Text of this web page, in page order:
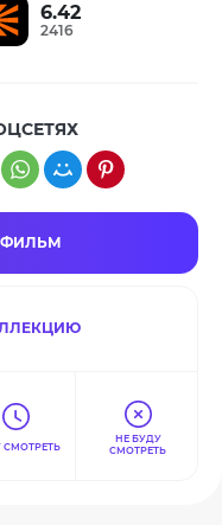
6.42
2416
ФИЛЬМ
СМОТРЕТЬ
НЕ БУДУ
СМОТРЕТЬ